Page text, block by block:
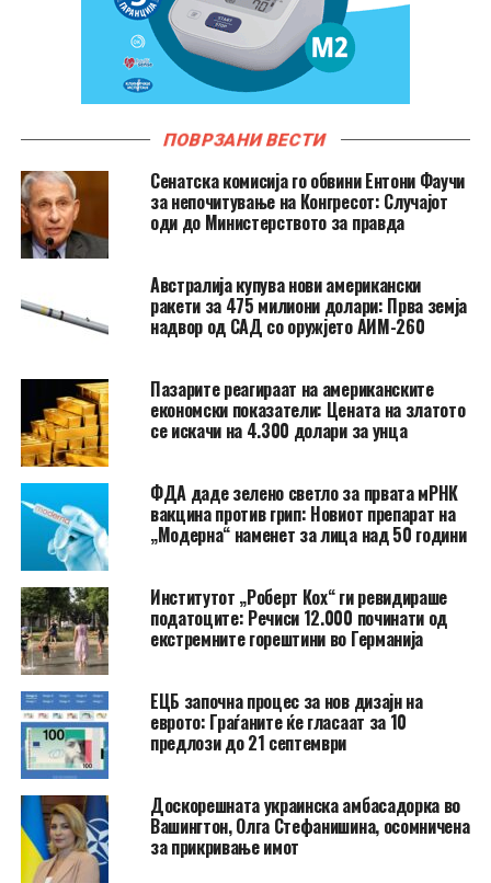
ПОВРЗАНИ ВЕСТИ
Сенатска комисија го обвини Ентони Фаучи
за непочитување на Конгресот: Случајот
оди до Министерството за правда
Австралија купува нови американски
ракети за 475 милиони долари: Прва земја
надвор од САД со оружјето АИМ-260
Пазарите реагираат на американските
економски показатели: Цената на златото
се искачи на 4.300 долари за унца
ФДА даде зелено светло за првата мРНК
вакцина против грип: Новиот препарат на
„Модерна“ наменет за лица над 50 години
Институтот „Роберт Кох“ ги ревидираше
податоците: Речиси 12.000 починати од
екстремните горештини во Германија
ЕЦБ започна процес за нов дизајн на
еврото: Граѓаните ќе гласаат за 10
предлози до 21 септември
Доскорешната украинска амбасадорка во
Вашингтон, Олга Стефанишина, осомничена
за прикривање имот